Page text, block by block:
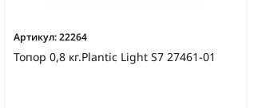
Артикул:22264
Топор 0,8 кг.Plantic Light S7 27461-01